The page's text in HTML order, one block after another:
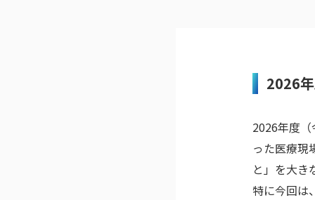
2026
2026年度
った医療現
と」を大き
特に今回は